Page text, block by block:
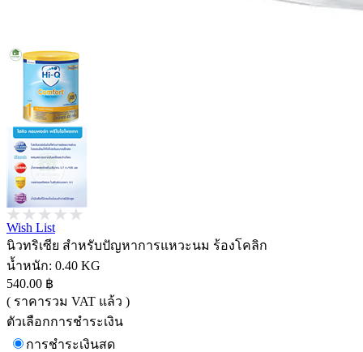
Wish List
นิวทริเซีย สำหรับปัญหาการแหวะนม ร้องโคลิก
น้ำหนัก: 0.40 KG
540.00 ฿
( ราคารวม VAT แล้ว )
ตัวเลือกการชำระเงิน
การชำระเงินสด